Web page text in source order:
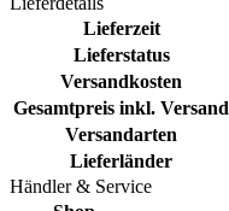
Lieferzeit
Lieferstatus
Versandkosten
Gesamtpreis inkl. Versand
Versandarten
Lieferländer
Händler & Service